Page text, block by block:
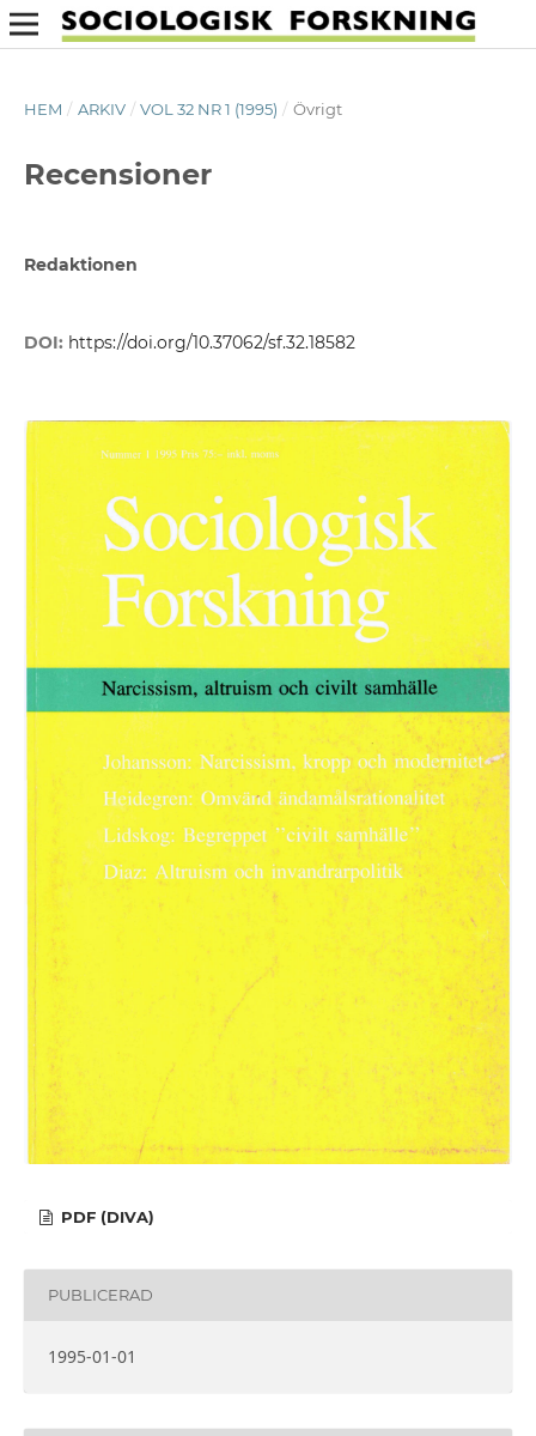
HEM / ARKIV / VOL 32 NR 1 (1995) / Övrigt
Recensioner
Redaktionen
DOI: https://doi.org/10.37062/sf.32.18582
PDF (DIVA)
PUBLICERAD
1995-01-01